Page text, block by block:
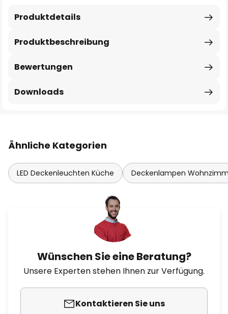
Produktbeschreibung
Produktdetails
Bewertungen
Downloads
Ähnliche Kategorien
LED Deckenleuchten Küche Deckenlampen
Wünschen Sie eine Beratung?
Unsere Experten stehen Ihnen zur Verfügung.
Kontaktieren Sie uns